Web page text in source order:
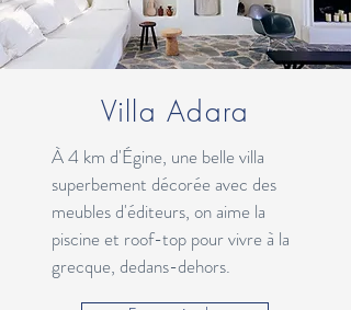
Villa Adara
À 4 km d'Égine, une belle villa
superbement décorée avec des
meublesd'éditeurs, on aime la
piscine et roof-top pour vivre à la
grecque, dedans-dehors.